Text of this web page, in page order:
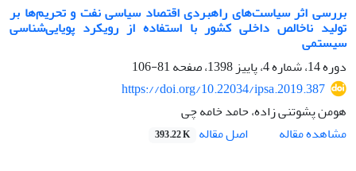
بررسی اثر سیاست‌های راهبردی اقتصاد سیاسی نفت و تحریم‌ها بر
تولید ناخالص داخلی کشور با استفاده از رویکرد پویایی‌شناسی
سیستمی
دوره 14، شماره 4، پاییز 1398، صفحه
81-106
https://doi.org/10.22034/ipsa.2019.387
هومن پشوتنی زاده، حامد خامه چی
مشاهده مقاله
اصل مقاله 393.22 K